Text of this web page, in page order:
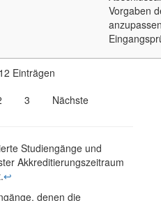
Vorgaben
Einträgen
3 Nächste
Studiengänge und
Akkreditierungszeitraum
↩︎
denen die